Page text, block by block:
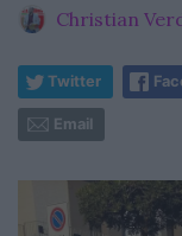
Christian
Twitter
Email